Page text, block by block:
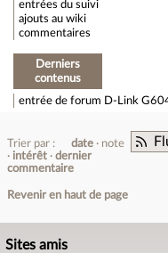
entrées du suivi
ajouts au wiki
commentaires
Derniers
contenus
entrée de forum D-Link
Trier par : date
note
intérêt
dernier
commentaire
Revenir en haut de page
Sites amis